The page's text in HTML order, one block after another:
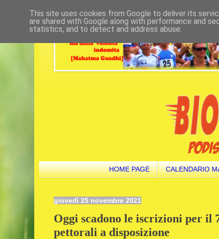
HOME PAGE CALENDARIO
giovedì 25 novembre 2021
Oggi scadono le iscrizioni per
pettorali a disposizione
This site uses cookies from Google to deliver its
are shared with Google along with performance and
statistics, and to detect and address abuse.